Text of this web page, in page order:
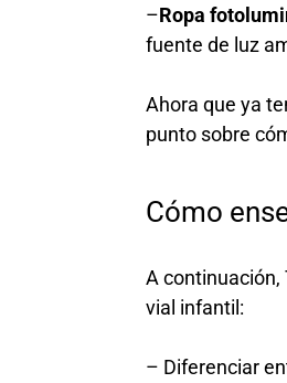
–Ropa
fuente de luz
Ahora que ya
punto sobre
Cómo
A continuación,
vial infantil:
– Diferenciar